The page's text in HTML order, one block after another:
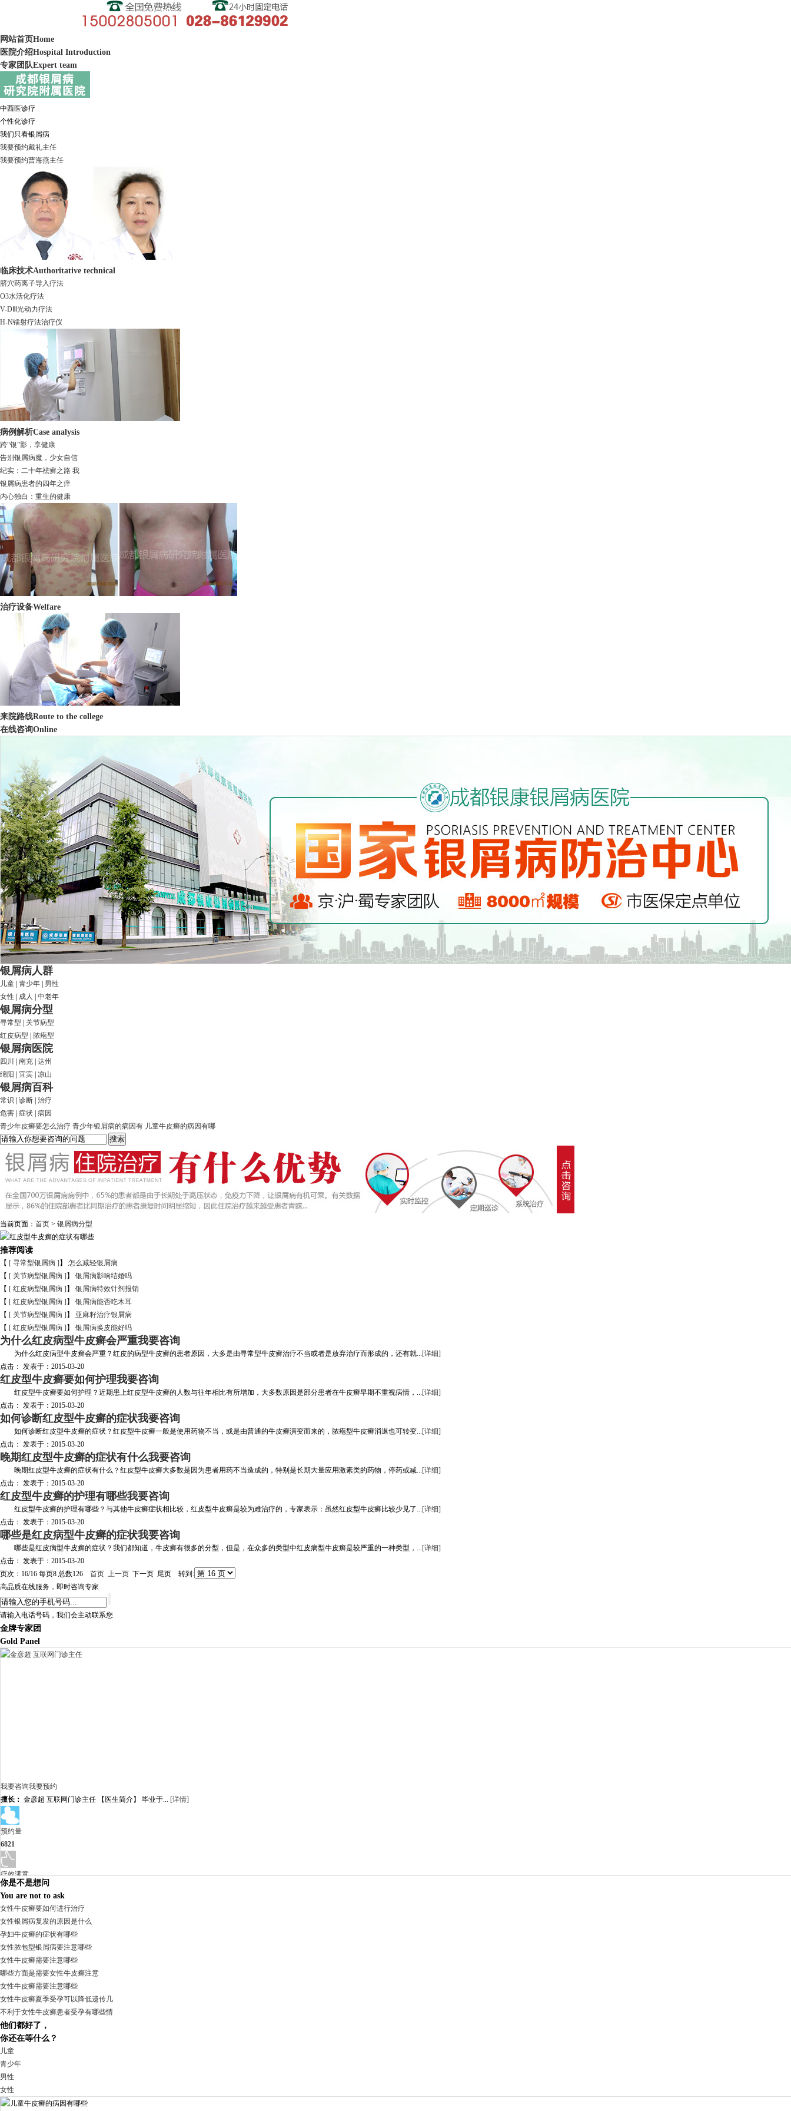
网站首页Home
医院介绍Hospital Introduction
专家团队Expert team
中西医诊疗
个性化诊疗
我们只看银屑病
我要预约戴礼主任
我要预约曹海燕主任
临床技术Authoritative technical
脐穴药离子导入疗法
O3水活化疗法
V-DⅢ光动力疗法
H-N镭射疗法治疗仪
病例解析Case analysis
跨“银”影，享健康
告别银屑病魔，少女自信
纪实：二十年祛癣之路 我
银屑病患者的四年之痒
内心独白：重生的健康
治疗设备Welfare
来院路线Route to the college
在线咨询Online
银屑病人群
儿童 青少年
男性
女性
成人 中老年
银屑病分型
寻常型
关节病型
红皮病型
脓疱型
银屑病医院
四川 南充 达州
绵阳
宜宾 凉山
银屑病百科
常识 诊断 治疗
危害 症状 病因
青少年皮癣要怎么治疗 青少年银屑病的病因有 儿童牛皮癣的病因有哪
当前页面： 首页 > 银屑病分型
推荐阅读
【 [ 寻常型银屑病 ] 】
怎么减轻银屑病
【 [ 关节病型银屑病 ] 】
银屑病影响结婚吗
【 [ 红皮病型银屑病 ] 】
银屑病特效针剂报销
【 [ 红皮病型银屑病 ] 】
银屑病能否吃木耳
【 [ 关节病型银屑病 ] 】
亚麻籽治疗银屑病
【 [ 红皮病型银屑病 ] 】 银屑病换皮能好吗
为什么红皮病型牛皮癣会严重我要咨询
为什么红皮病型牛皮癣会严重？红皮的病型牛皮癣的患者原因，大多是由寻常型牛皮癣治疗不当或者是放弃治疗而形成的，还有就...[详细]
点击： 发表于：2015-03-20
红皮型牛皮癣要如何护理我要咨询
红皮型牛皮癣要如何护理？近期患上红皮型牛皮癣的人数与往年相比有所增加，大多数原因是部分患者在牛皮癣早期不重视病情，...[详细]
点击： 发表于：2015-03-20
如何诊断红皮型牛皮癣的症状我要咨询
如何诊断红皮型牛皮癣的症状？红皮型牛皮癣一般是使用药物不当，或是由普通的牛皮癣演变而来的，脓疱型牛皮癣消退也可转变...[详细]
点击： 发表于：2015-03-20
晚期红皮型牛皮癣的症状有什么我要咨询
晚期红皮型牛皮癣的症状有什么？红皮型牛皮癣大多数是因为患者用药不当造成的，特别是长期大量应用激素类的药物，停药或减...[详细]
点击： 发表于：2015-03-20
红皮型牛皮癣的护理有哪些我要咨询
红皮型牛皮癣的护理有哪些？与其他牛皮癣症状相比较，红皮型牛皮癣是较为难治疗的，专家表示：虽然红皮型牛皮癣比较少见了...[详细]
点击： 发表于：2015-03-20
哪些是红皮病型牛皮癣的症状我要咨询
哪些是红皮病型牛皮癣的症状？我们都知道，牛皮癣有很多的分型，但是，在众多的类型中红皮病型牛皮癣是较严重的一种类型，...[详细]
点击： 发表于：2015-03-20
页次：16/16 每页8 总数126 首页 上一页 下一页 尾页 转到:
高品质在线服务，即时咨询专家
请输入电话号码，我们会主动联系您
金牌专家团
Gold Panel
我要咨询我要预约
擅长： 金彦超 互联网门诊主任 【医生简介】 毕业于... [详情]
预约量
6821
疗效满意
98%
我要咨询 我要预约
预约量
6821
你是不是想问
You are not to ask
女性牛皮癣要如何进行治疗
女性银屑病复发的原因是什么
孕妇牛皮癣的症状有哪些
女性脓包型银屑病要注意哪些
女性牛皮癣需要注意哪些
哪些方面是需要女性牛皮癣注意
女性牛皮癣需要注意哪些
女性牛皮癣夏季受孕可以降低遗传几
不利于女性牛皮癣患者受孕有哪些情
他们都好了，
你还在等什么？
儿童
青少年
男性
女性